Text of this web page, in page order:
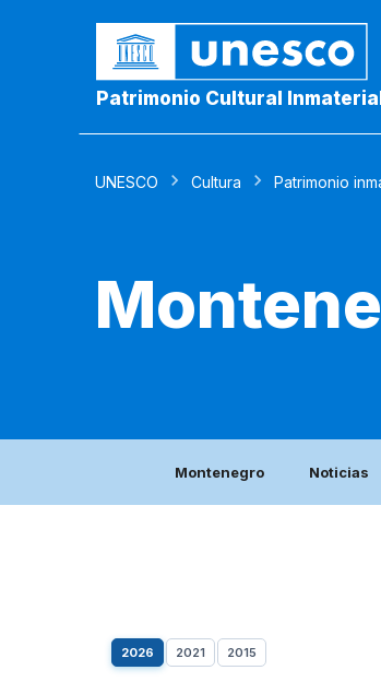
Patrimonio Cultural Inmaterial
UNESCO Cultura Patrimonio
Montenegro Noticias
2026 2021 2015